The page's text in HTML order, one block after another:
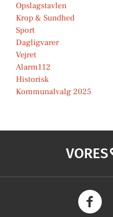
Opslagstavlen
Krop & Sundhed
Sport
Dagligvarer
Vejret
Alarm112
Historisk
Kommunalvalg 2025
VORES